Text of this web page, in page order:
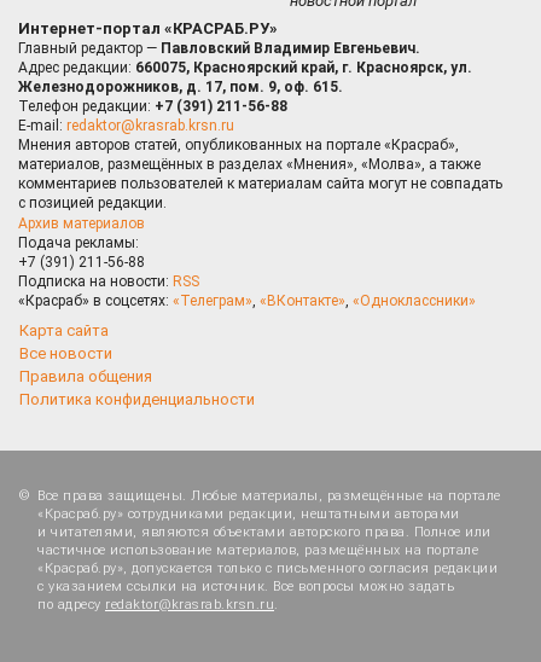
Интернет-портал «КРАСРАБ.РУ»
Главный редактор — Павловский Владимир Евгеньевич.
Адрес редакции: 660075, Красноярский край, г. Красноярск, ул.
Железнодорожников, д. 17, пом. 9, оф. 615.
Телефон редакции: +7 (391) 211-56-88
E-mail: redaktor@krasrab.krsn.ru
Мнения авторов статей, опубликованных на портале «Красраб»,
материалов, размещённых в разделах «Мнения», «Молва», а также
комментариев пользователей к материалам сайта могут не совпадать
с позицией редакции.
Архив материалов
Подача рекламы:
+7 (391) 211-56-88
Подписка на новости: RSS
«Красраб» в соцсетях: «Телеграм», «ВКонтакте», «Одноклассники»
Карта сайта
Все новости
Правила общения
Политика конфиденциальности
Все права защищены. Любые материалы, размещённые на портале
«Красраб.ру» сотрудниками редакции, нештатными авторами
и читателями, являются объектами авторского права. Полное или
частичное использование материалов, размещённых на портале
«Красраб.ру», допускается только с письменного согласия редакции
с указанием ссылки на источник. Все вопросы можно задать
по адресу redaktor@krasrab.krsn.ru.